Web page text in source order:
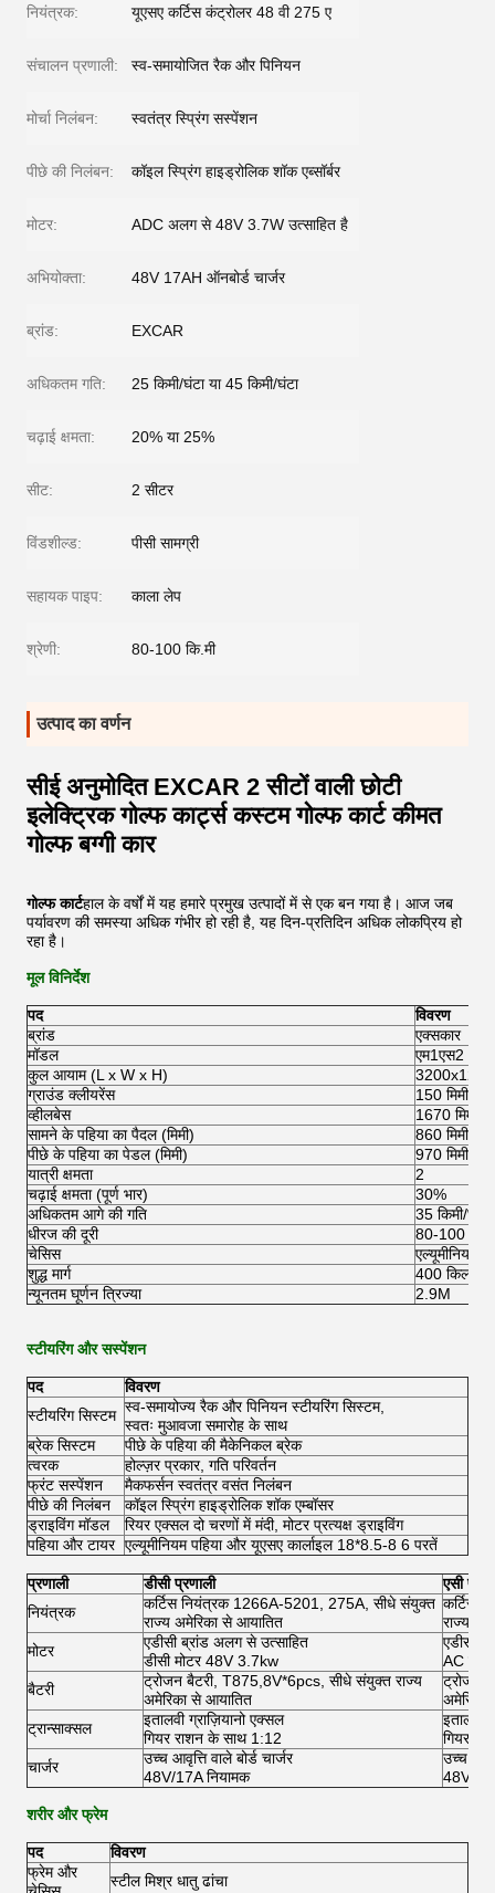
नियंत्रक: यूएसए कर्टिस कंट्रोलर 48 वी 275 ए
संचालन प्रणाली: स्व-समायोजित रैक और पिनियन
मोर्चा निलंबन: स्वतंत्र स्प्रिंग सस्पेंशन
पीछे की निलंबन: कॉइल स्प्रिंग हाइड्रोलिक शॉक एब्सॉर्बर
मोटर: ADC अलग से 48V 3.7W उत्साहित है
अभियोक्ता: 48V 17AH ऑनबोर्ड चार्जर
ब्रांड: EXCAR
अधिकतम गति: 25 किमी/घंटा या 45 किमी/घंटा
चढ़ाई क्षमता: 20% या 25%
सीट: 2 सीटर
विंडशील्ड: पीसी सामग्री
सहायक पाइप: काला लेप
श्रेणी: 80-100 कि.मी
उत्पाद का वर्णन
सीई अनुमोदित EXCAR 2 सीटों वाली छोटी
इलेक्ट्रिक गोल्फ कार्ट्स कस्टम गोल्फ कार्ट कीमत
गोल्फ बग्गी कार
गोल्फ कार्टहाल के वर्षों में यह हमारे प्रमुख उत्पादों में से एक बन गया है। आज जब
पर्यावरण की समस्या अधिक गंभीर हो रही है, यह दिन-प्रतिदिन अधिक लोकप्रिय हो
रहा है।
मूल विनिर्देश
पद
विवरण
ब्रांड
एक्सकार
मॉडल
एम1एस2
कुल आयाम (L x W x H)
ग्राउंड क्लीयरेंस
150 मिमी
व्हीलबेस
1670 मिमी
सामने के पहिया का पैदल (मिमी)
860 मिमी
पीछे के पहिया का पेडल (मिमी)
970 मिमी
यात्री क्षमता
2
चढ़ाई क्षमता (पूर्ण भार)
30%
अधिकतम आगे की गति
35 किमी/घंटा
धीरज की दूरी
80-100 किमी
चेसिस
एल्यूमीनियम
शुद्ध मार्ग
400 किलो
न्यूनतम घूर्णन त्रिज्या
2.9M
स्टीयरिंग और सस्पेंशन
पद
विवरण
स्टीयरिंग सिस्टम स्व-समायोज्य रैक और पिनियन स्टीयरिंग सिस्टम,
स्वतः मुआवजा समारोह के साथ
ब्रेक सिस्टम
पीछे के पहिया की मैकेनिकल ब्रेक
त्वरक
होल्ज़र प्रकार, गति परिवर्तन
फ्रंट सस्पेंशन
मैकफर्सन स्वतंत्र वसंत निलंबन
पीछे की निलंबन
कॉइल स्प्रिंग हाइड्रोलिक शॉक एम्बॉसर
ड्राइविंग मॉडल
रियर एक्सल दो चरणों में मंदी, मोटर प्रत्यक्ष ड्राइविंग
पहिया और टायर एल्यूमीनियम पहिया और यूएसए कार्लाइल 18*8.5-8 6 परतें
प्रणाली डीसी प्रणाली
एसी
नियंत्रक
कर्टिस नियंत्रक 1266A-5201, 275A, सीधे संयुक्त
राज्य अमेरिका से आयातित
कर्टिस
राज्य
मोटर
एडीसी ब्रांड अलग से उत्साहित
डीसी मोटर 48V 3.7kw
एडीसी
AC
बैटरी
ट्रोजन बैटरी, T875,8V*6pcs, सीधे संयुक्त राज्य
अमेरिका से आयातित
ट्रोजन
अमेरिका
ट्रान्साक्सल
इतालवी ग्राज़ियानो एक्सल
गियर राशन के साथ 1:12
इतालवी
गियर
चार्जर
उच्च आवृत्ति वाले बोर्ड चार्जर
48V/17A नियामक
उच्च
48V/
शरीर और फ्रेम
पद
विवरण
फ्रेम और
स्टील मिश्र धातु ढांचा